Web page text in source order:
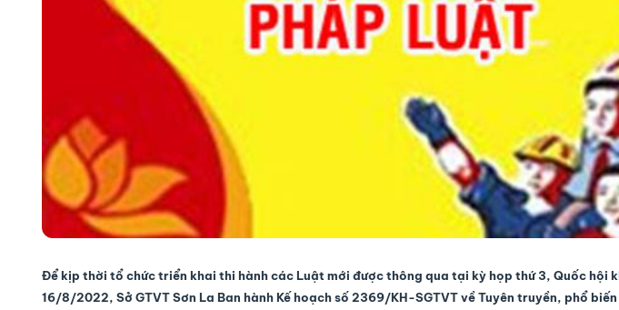
Để kịp thời tổ chức triển khai thi hành các Luật mới được thông qua tại kỳ họp thứ 3, Quốc hội
16/8/2022, Sở GTVT Sơn La Ban hành Kế hoạch số 2369/KH-SGTVT vềTuyên truyền, phổ biến